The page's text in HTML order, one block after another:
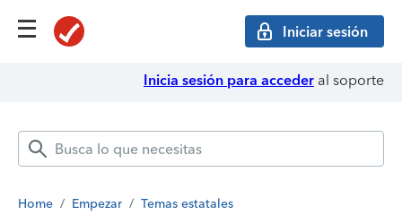
Iniciar sesión
Inicia sesión para acceder al soporte
Home / Empezar / Temas estatales